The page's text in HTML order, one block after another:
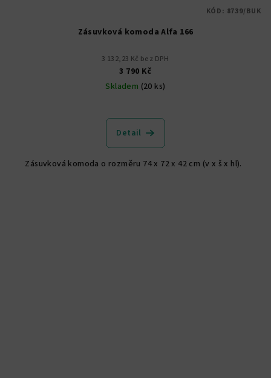
Zásuvková komoda Alfa 166
3 132,23 Kč bez DPH
3 790 Kč
Skladem (20 ks)
Detail
Zásuvková komoda o rozměru 74 x 72 x 42 cm (v x š x hl).
KÓD: 8739/BUK